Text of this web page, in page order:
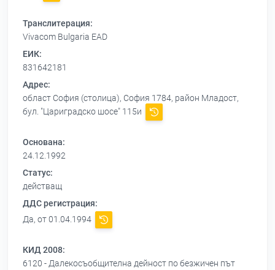
Транслитерация:
Vivacom Bulgaria EAD
ЕИК:
831642181
Адрес:
област София (столица), София 1784, район Младост,
бул. "Цариградско шосе" 115и
Основана:
24.12.1992
Статус:
действащ
ДДС регистрация:
Да, от 01.04.1994
КИД 2008:
6120 - Далекосъобщителна дейност по безжичен път